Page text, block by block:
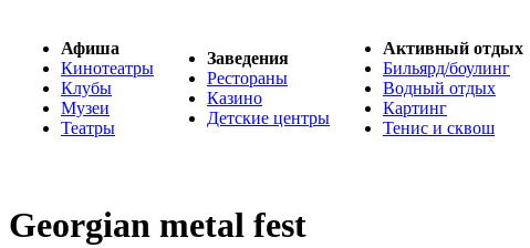
Афиша
Кинотеатры
Клубы
Музеи
Театры
Заведения
Рестораны
Казино
Детские центры
Активный отдых
Бильярд/боулинг
Водный отдых
Картинг
Тенис и сквош
Georgian metal fest